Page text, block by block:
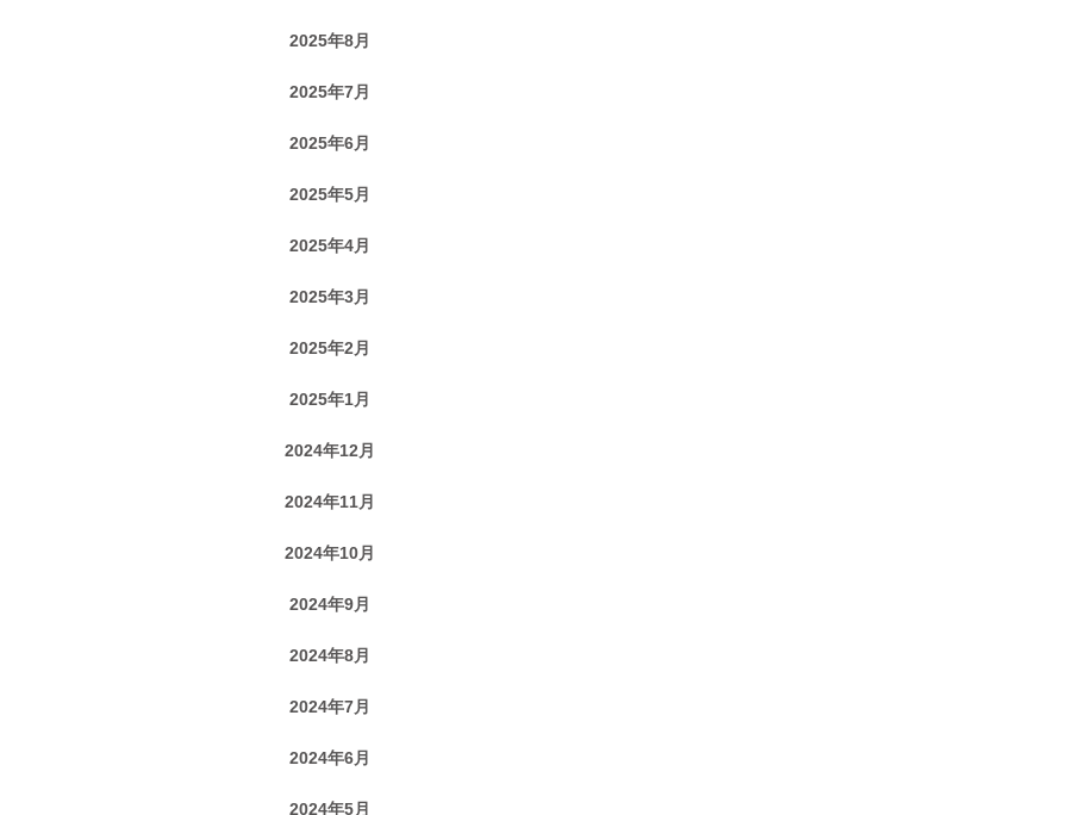
2025年8月
2025年7月
2025年6月
2025年5月
2025年4月
2025年3月
2025年2月
2025年1月
2024年12月
2024年11月
2024年10月
2024年9月
2024年8月
2024年7月
2024年6月
2024年5月